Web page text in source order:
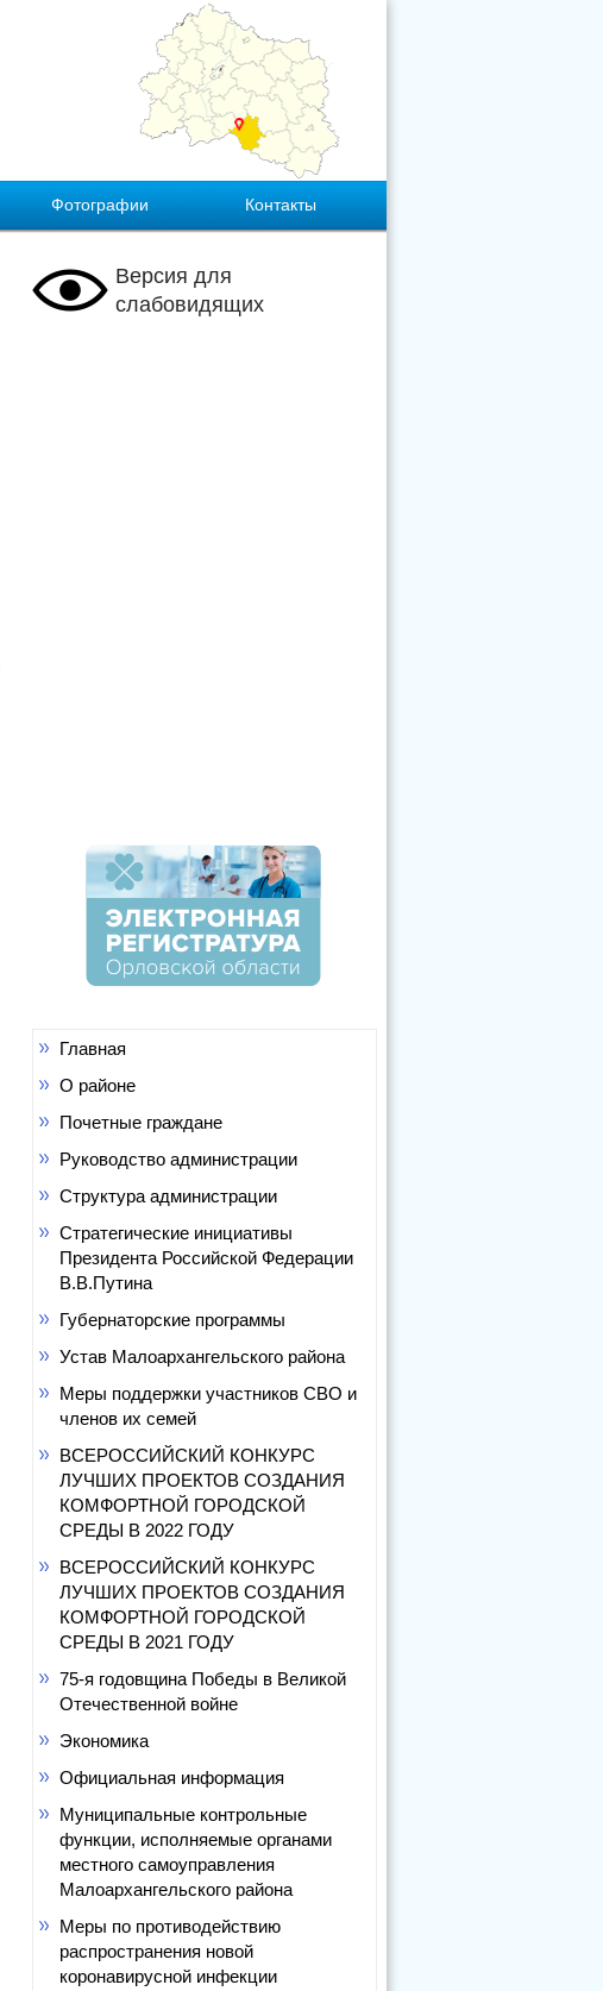
Фотографии Контакты
Версия для
слабовидящих
Главная
О районе
Почетные граждане
Руководство администрации
Структура администрации
Стратегические инициативы
Президента Российской Федерации
В.В.Путина
Губернаторские программы
Устав Малоархангельского района
Меры поддержки участников СВО и
членов их семей
ВСЕРОССИЙСКИЙ КОНКУРС
ЛУЧШИХ ПРОЕКТОВ СОЗДАНИЯ
КОМФОРТНОЙ ГОРОДСКОЙ
СРЕДЫ В 2022 ГОДУ
ВСЕРОССИЙСКИЙ КОНКУРС
ЛУЧШИХ ПРОЕКТОВ СОЗДАНИЯ
КОМФОРТНОЙ ГОРОДСКОЙ
СРЕДЫ В 2021 ГОДУ
75-я годовщина Победы в Великой
Отечественной войне
Экономика
Официальная информация
Муниципальные контрольные
функции, исполняемые органами
местного самоуправления
Малоархангельского района
Меры по противодействию
распространения новой
коронавирусной инфекции